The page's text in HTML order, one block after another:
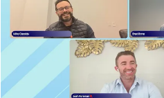
réellement dans la technologie de